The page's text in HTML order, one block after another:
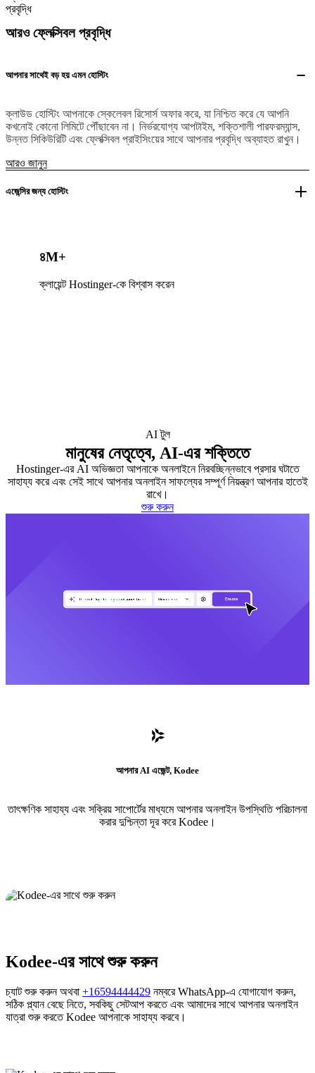
আরও ফ্লেক্সিবল প্রবৃদ্ধি
আপনার সাথেই বড় হয় এমন হোস্টিং
ক্লাউড হোস্টিং আপনাকে স্কেলেবল রিসোর্স অফার করে, যা নিশ্চিত করে যে আপনি
কখনোই কোনো লিমিটে পৌঁছাবেন না। নির্ভরযোগ্য আপটাইম, শক্তিশালী পারফরম্যান্স,
উন্নত সিকিউরিটি এবং ফ্লেক্সিবল প্রাইসিংয়ের সাথে আপনার প্রবৃদ্ধি অব্যাহত রাখুন।
আরও জানুন
এজেন্সির জন্য হোস্টিং
৪M+
ক্লায়েন্ট Hostinger-কে বিশ্বাস করেন
AI টুল
মানুষের নেতৃত্বে, AI-এর শক্তিতে
Hostinger-এর AI অভিজ্ঞতা আপনাকে অনলাইনে নিরবচ্ছিন্নভাবে প্রসার ঘটাতে
সাহায্য করে এবং সেই সাথে আপনার অনলাইন সাফল্যের সম্পূর্ণ নিয়ন্ত্রণ আপনার হাতেই
রাখে।
শুরু করুন
আপনার AI এজেন্ট, Kodee
তাৎক্ষণিক সাহায্য এবং সক্রিয় সাপোর্টের মাধ্যমে আপনার অনলাইন উপস্থিতি পরিচালনা
করার দুশ্চিন্তা দূর করে Kodee।
Kodee-এর সাথে শুরু করুন
চ্যাট শুরু করুন অথবা +16594444429 নম্বরে WhatsApp-এ যোগাযোগ করুন,
সঠিক প্ল্যান বেছে নিতে, সবকিছু সেটআপ করতে এবং আমাদের সাথে আপনার অনলাইন
যাত্রা শুরু করতে Kodee আপনাকে সাহায্য করবে।